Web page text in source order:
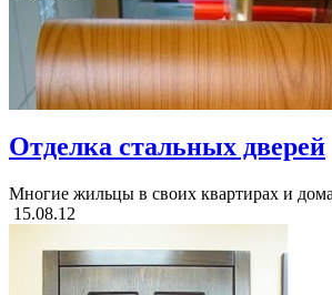
Отделка стальных дверей
Многие жильцы в своих квартирах и
15.08.12